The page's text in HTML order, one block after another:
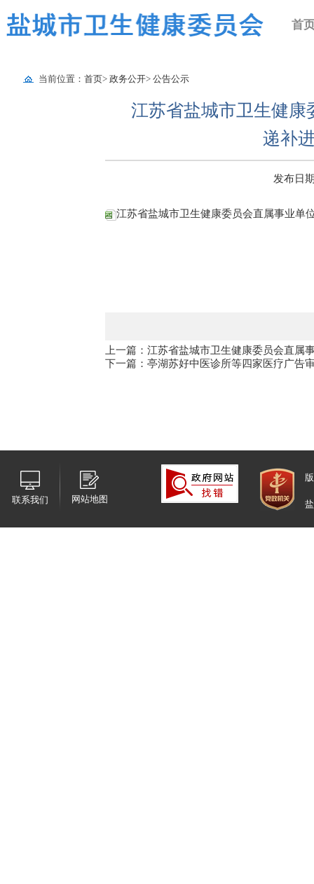
首
当前位置： 首页> 政务公开> 公告公示
江苏省盐城市卫生健康
递补
发布日
江苏省盐城市卫生健康委员会直属事业单
上一篇：江苏省盐城市卫生健康委员会直
下一篇：亭湖苏好中医诊所等四家医疗广告
联系我们 网站地图